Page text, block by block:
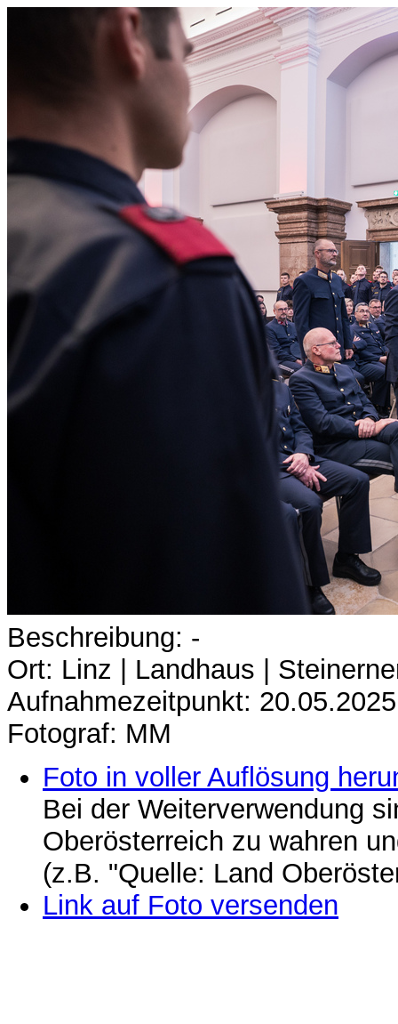
Beschreibung: -
Ort: Linz | Landhaus |
Aufnahmezeitpunkt: 20.05.2025
Fotograf: MM
Foto in voller Auflösung
Bei der Weiterverwendung
Oberösterreich zu wahren
(z.B. "Quelle: Land
Link auf Foto versenden